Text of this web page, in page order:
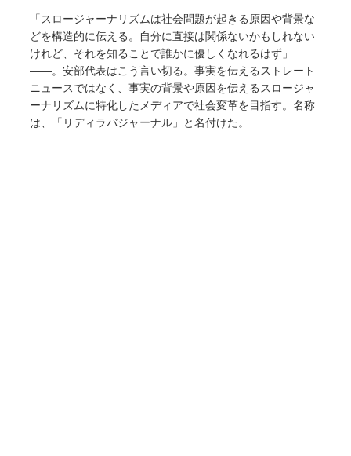
「スロージャーナリズムは社会問題が起きる原因や背景な
どを構造的に伝える。自分に直接は関係ないかもしれない
けれど、それを知ることで誰かに優しくなれるはず」
――。安部代表はこう言い切る。事実を伝えるストレート
ニュースではなく、事実の背景や原因を伝えるスロージャ
ーナリズムに特化したメディアで社会変革を目指す。名称
は、「リディラバジャーナル」と名付けた。